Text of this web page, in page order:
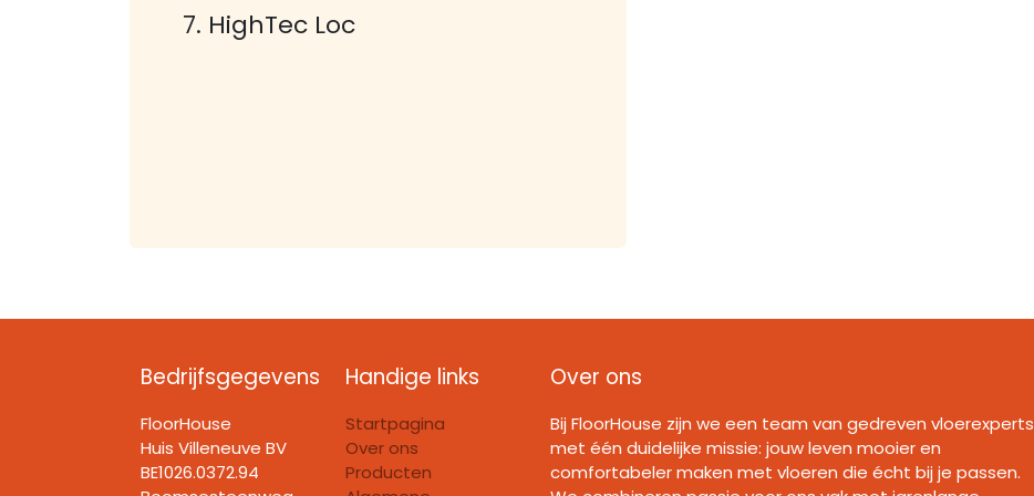
7. HighTec Loc
Over ons
Bij FloorHouse zijn we een team van gedreven vloerexperts
met één duidelijke missie: jouw leven mooier en
comfortabeler maken met vloeren die écht bij je passen.
Handige links
Startpagina
Over ons
Producten
Bedrijfsgegevens
FloorHouse
Huis Villeneuve BV​
BE1026.0372.94